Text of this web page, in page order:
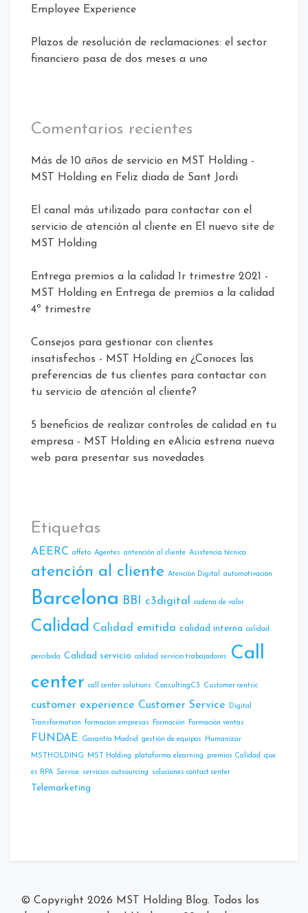
Employee Experience
Plazos de resolución de reclamaciones: el sector
financiero pasa de dos meses a uno
Comentarios recientes
Más de 10 años de servicio en MST Holding -
MST Holding en Feliz diada de Sant Jordi
El canal más utilizado para contactar con el
servicio de atención al cliente en El nuevo site de
MST Holding
Entrega premios a la calidad 1r trimestre 2021 -
MST Holding en Entrega de premios a la calidad
4º trimestre
Consejos para gestionar con clientes
insatisfechos - MST Holding en ¿Conoces las
preferencias de tus clientes para contactar con
tu servicio de atención al cliente?
5 beneficios de realizar controles de calidad en tu
empresa - MST Holding en eAlicia estrena nueva
web para presentar sus novedades
Etiquetas
AEERC affeto Agentes antención al cliente Asistencia técnica
atención al cliente Atencíón Digital automotivación
Barcelona BBI c3digital cadena de valor
Calidad Calidad emitida calidad interna calidad
percibida Calidad servicio calidad servicio trabajadores
Call
center call center solutions ConsultingC3 Customer centric
customer experience Customer Service Digital
Transformation formacion empresas Formación Formación ventas
FUNDAE Garantía Madrid gestión de equipos Humanizar
MSTHOLDING MST Holding plataforma elearning premios Calidad que
es RPA Service servicios outsourcing soluciones contact center
Telemarketing
© Copyright 2026 MST Holding Blog. Todos los